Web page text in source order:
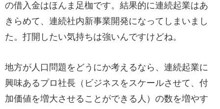
の借入金はほんま足枷です。結果的に連続起業はあ
きらめて、連続社内新事業開発になってしまいまし
た。打開したい気持ちは強いんですけどね。
地方が人口問題をどうにか考えるなら、連続起業に
興味あるプロ社長（ビジネスをスケールさせて、付
加価値を増大させることができる人）の数を増やす